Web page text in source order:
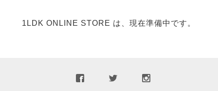
1LDK ONLINE STORE は、現在準備中です。